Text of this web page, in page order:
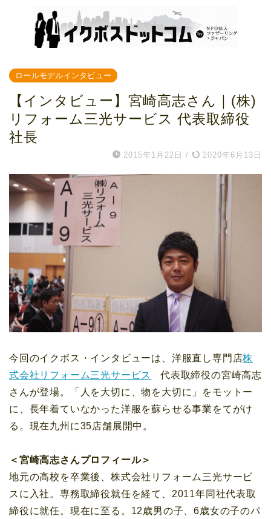
ロールモデルインタビュー
【インタビュー】宮崎高志さん｜(株)
リフォーム三光サービス 代表取締役
社長
2015年1月22日 / 2020年6月13日
今回のイクボス・インタビューは、洋服直し専門店株
式会社リフォーム三光サービス
代表取締役の宮崎高志
さんが登場。「人を大切に、物を大切に」をモットー
に、長年着ていなかった洋服を蘇らせる事業をてがけ
る。現在九州に35店舗展開中。
＜宮崎高志さんプロフィール＞
地元の高校を卒業後、株式会社リフォーム三光サービ
スに入社。専務取締役就任を経て、2011年同社代表取
締役に就任。現在に至る。12歳男の子、6歳女の子のパ